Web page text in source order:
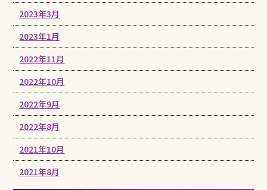
2023年3月
2023年1月
2022年11月
2022年10月
2022年9月
2022年8月
2021年10月
2021年8月